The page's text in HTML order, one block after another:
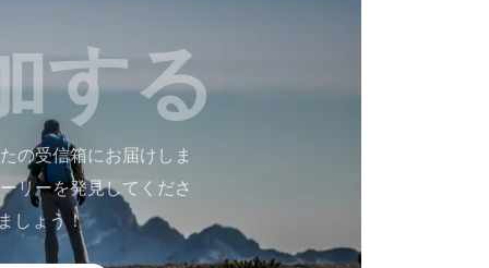
する
の受信箱にお届けしま
リーを発見してくださ
しょう！